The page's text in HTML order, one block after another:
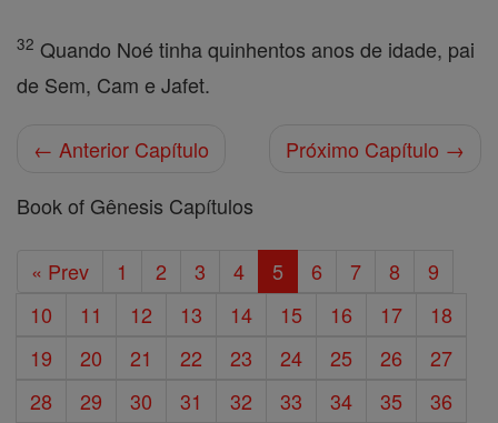
32 Quando Noé tinha quinhentos anos de idade, pai
de Sem, Cam e Jafet.
← Anterior Capítulo
Próximo Capítulo →
Book of Gênesis Capítulos
« Prev 1 2 3 4 5 6 7 8
9
10
11 12 13 14 15 16 17
18
19
20 21 22 23 24 25 26
27
28
29 30 31 32 33 34 35
36